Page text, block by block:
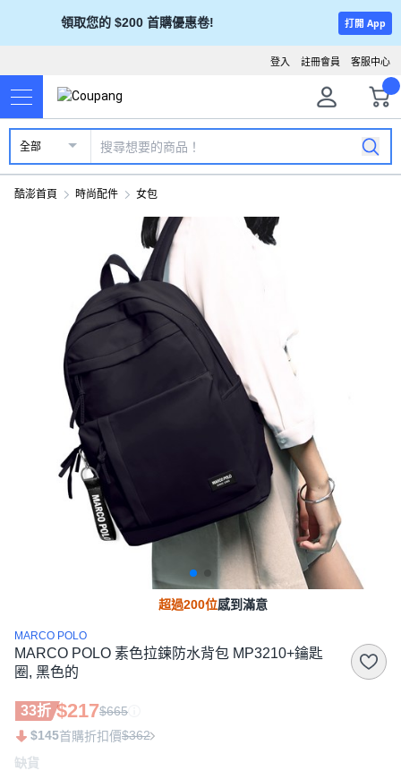
領取您的 $200 首購優惠卷! 打開 App
客服中心
註冊會員
登入
全部
酷澎首頁 時尚配件 女包
超過200位感到滿意
MARCO POLO
MARCO POLO 素色拉鍊防水背包 MP3210+鑰匙
圈, 黑色的
33折 $217$665
$145首購折扣價$362
缺貨